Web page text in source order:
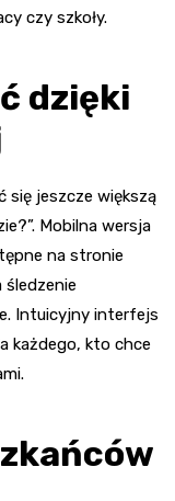
czy szkoły.
dzięki
jeszcze większą
Mobilna wersja
na stronie
Intuicyjny interfejs
każdego, kto chce